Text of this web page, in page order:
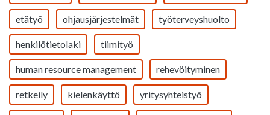
etätyö ohjausjärjestelmät työterveyshuolto
henkilötietolaki tiimityö
human resource management rehevöityminen
retkeily kielenkäyttö yritysyhteistyö